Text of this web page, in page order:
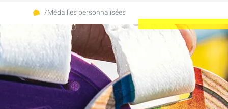
/Médailles personnalisées